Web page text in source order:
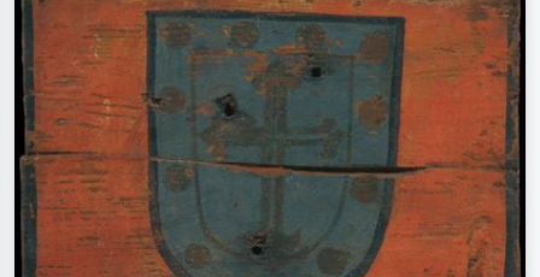
Hokusai-golf, naakt.
olieverfschilderij, staand naakt naast
een boom.